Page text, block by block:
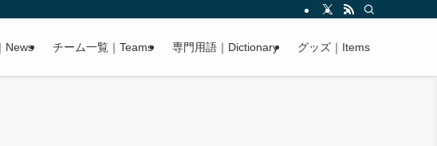
News チーム一覧｜Teams 専門用語｜Dictionary グッズ｜Items